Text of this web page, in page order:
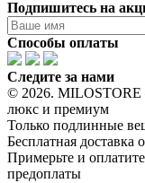
Подпишитесь на
Способы оплаты
Следите за нами
© 2026. MILOSTORE
люкс и премиум
Только подлинные
Бесплатная доставка
Примерьте и
предоплаты